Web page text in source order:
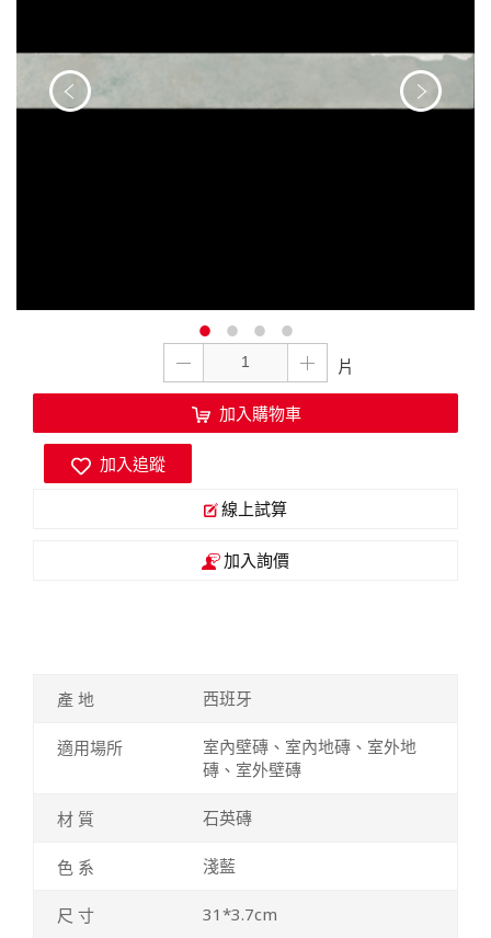
加入購物車
加入追蹤
線上試算
加入詢價
西班牙
室內壁磚、室內地磚、室外地
磚、室外壁磚
石英磚
淺藍
31*3.7cm